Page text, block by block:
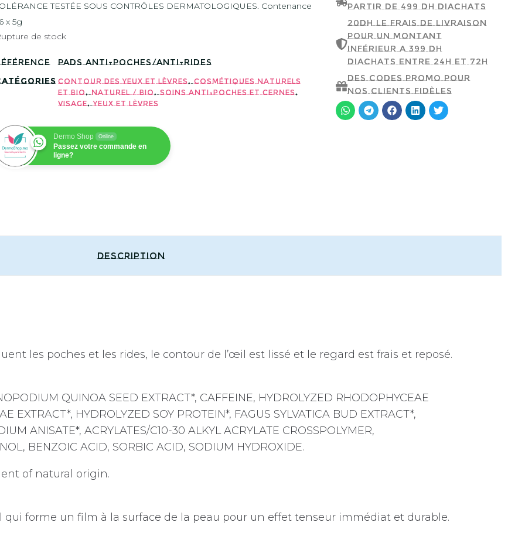
TESTÉE SOUS CONTRÔLES DERMATOLOGIQUES. Contenance
x 5g
de stock
PADS ANTI-POCHES/ANTI-RIDES
Contour des yeux et lèvres,Cosmétiques naturels
et BIO,Naturel / Bio,Soins Anti-poches et cernes,
Visage,Yeux et lèvres
Dermo Shop Online
Passez votre commande en
ligne?
partir de 499 dh d'achats
20dh le frais de livraison
pour un montant
inférieur a 399 dh
d'achats entre 24h et 72h
Des codes promo pour
nos clients fidèles
Description
les poches et les rides, le contour de l’œil est lissé et le regard est frais et reposé.
QUINOA SEED EXTRACT*, CAFFEINE, HYDROLYZED RHODOPHYCEAE
EXTRACT*, HYDROLYZED SOY PROTEIN*, FAGUS SYLVATICA BUD EXTRACT*,
ANISATE*, ACRYLATES/C10-30 ALKYL ACRYLATE CROSSPOLYMER,
BENZOIC ACID, SORBIC ACID, SODIUM HYDROXIDE.
of natural origin.
qui forme un film à la surface de la peau pour un effet tenseur immédiat et durable.